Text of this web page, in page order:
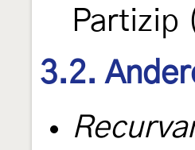
Partizip
3.2.